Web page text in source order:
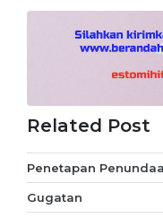
Related Post
Penetapan
Gugatan